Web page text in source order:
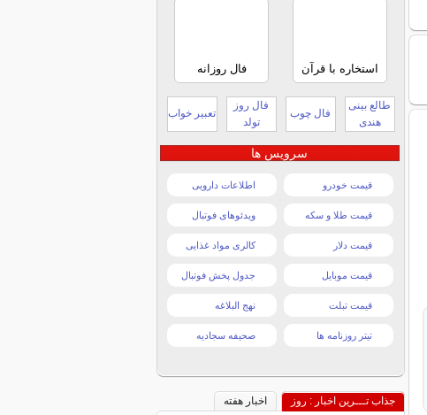
استخاره با قرآن فال روزانه
طالع بینی
هندی
فال چوب
فال روز
تولد
تعبیر خواب
سرویس ها
قیمت خودرو اطلاعات دارویی
قیمت طلا و سکه ویدئوهای فوتبال
قیمت دلار کالری مواد غذایی
قیمت موبایل جدول پخش فوتبال
قیمت تبلت نهج البلاغه
تیتر روزنامه ها صحیفه سجادیه
جذاب تـــرین اخبار : روز
اخبار هفته